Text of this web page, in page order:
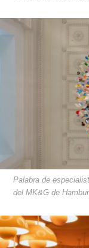
Palabra de
del MK&G de